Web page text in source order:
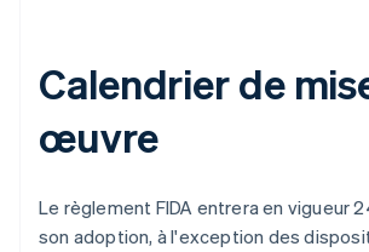
Calendrier de
œuvre
Le règlement FIDA entrera en vigueur
son adoption, à l'exception des